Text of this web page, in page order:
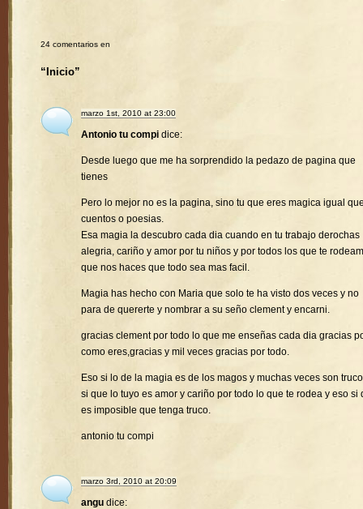
24 comentarios en
“Inicio”
marzo 1st, 2010 at 23:00
Antonio tu compi dice:
Desde luego que me ha sorprendido la pedazo de pagina que
tienes
Pero lo mejor no es la pagina, sino tu que eres magica igual
cuentos o poesias.
Esa magia la descubro cada dia cuando en tu trabajo derochas
alegria, cariño y amor por tu niños y por todos los que te
que nos haces que todo sea mas facil.
Magia has hecho con Maria que solo te ha visto dos veces y no
para de quererte y nombrar a su seño clement y encarni.
gracias clement por todo lo que me enseñas cada dia gracias
como eres,gracias y mil veces gracias por todo.
Eso si lo de la magia es de los magos y muchas veces son
si que lo tuyo es amor y cariño por todo lo que te rodea y eso si
es imposible que tenga truco.
antonio tu compi
marzo 3rd, 2010 at 20:09
angu dice: